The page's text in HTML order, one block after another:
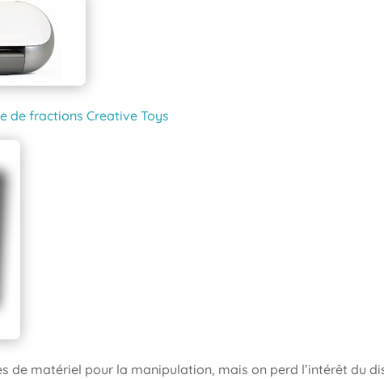
de fractions Creative Toys
de matériel pour la manipulation, mais on perd l’intérêt du